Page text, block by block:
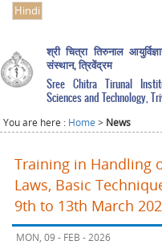
Hindi
श्री चित्रा तिरुनाल
संस्थान, त्रिवेंद्रम
Sree Chitra Tirunal
Sciences and Technology,
You are here : Home > News
Training in Handling
Laws, Basic
9th to 13th March
MON, 09 - FEB - 2026